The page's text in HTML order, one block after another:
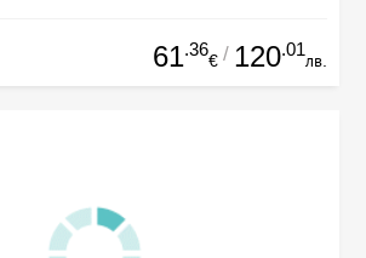
61.36
€ / 120.01
лв.